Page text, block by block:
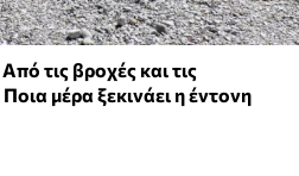
τις βροχές και τις
μέρα ξεκινάει η έντονη